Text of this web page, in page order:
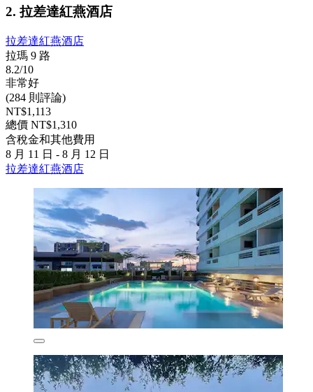
2. 拉差達紅燕酒店
拉差達紅燕酒店
拉瑪 9 路
8.2/10
非常好
(284 則評論)
NT$1,113
總價 NT$1,310
含稅金和其他費用
8 月 11 日 - 8 月 12 日
拉差達紅燕酒店